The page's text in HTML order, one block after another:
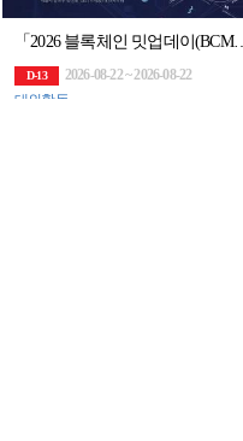
「2026 블록체인 밋업데이(BCMD)」 18회차 교육생 모집
D-13
2026-08-22 ~ 2026-08-22
대외활동